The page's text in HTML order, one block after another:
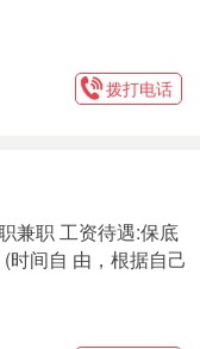
拨打电话
兼职 工资待遇:保底
时间自 由，根据自己